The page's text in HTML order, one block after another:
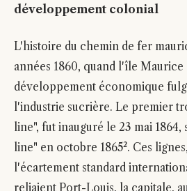
développement colonial
L'histoire du chemin de fer
années 1860, quand l'île Maurice
développement économique
l'industrie sucrière. Le premier
line", fut inauguré le 23 mai 1864,
line" en octobre 1865². Ces
l'écartement standard
reliaient Port-Louis, la capitale,